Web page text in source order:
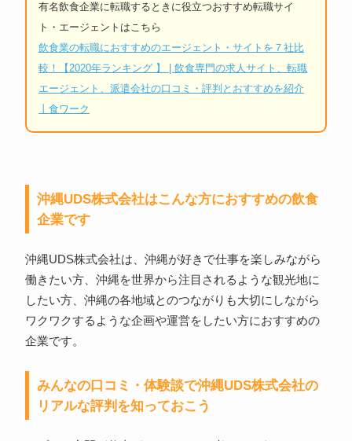
有名飲食企業に転職するときに役立つおすすめ転職サイ
ト・エージェントはこちら
飲食業の転職におすすめのエージェント・サイトを７社比
較！【2020年ランキング 】 | 飲食専門の求人サイト、転職
エージェント、派遣会社の口コミ・評判とおすすめを紹介
丨食ワーク
沖縄UDS株式会社はこんな方におすすめの飲食
企業です
沖縄UDS株式会社は、沖縄が好きで仕事を楽しみながら
働きたい方、沖縄を世界から注目されるような観光地に
したい方、沖縄の各地域とのつながりも大切にしながら
ワクワクするような企画や運営をしたい方におすすめの
企業です。
みんなの口コミ・体験談で沖縄UDS株式会社の
リアルな評判を知っておこう